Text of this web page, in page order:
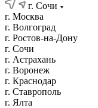
г. Сочи
г. Москва
г. Волгоград
г. Ростов-на-Дону
г. Сочи
г. Астрахань
г. Воронеж
г. Краснодар
г. Ставрополь
г. Ялта